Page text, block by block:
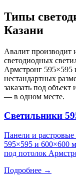
Типы
Казани
Авалит производит
светодиодных
Армстронг
нестандартных
заказать под
— в одном месте.
Светильники
Панели и растровые
595×595 и 600×600
под потолок
Подробнее →